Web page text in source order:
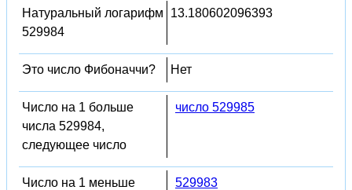
Натуральный логарифм
529984
13.180602096393
Это число Фибоначчи? Нет
Число на 1 больше
числа 529984,
следующее число
число 529985
Число на 1 меньше
529983